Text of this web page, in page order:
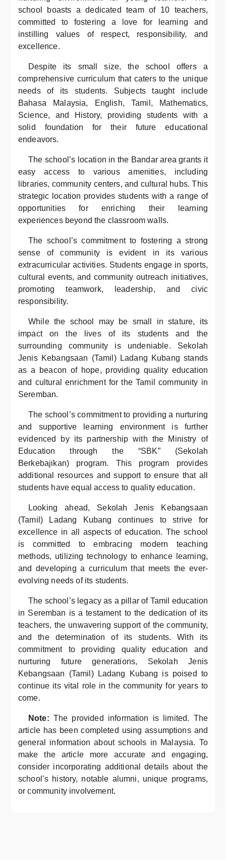
school boasts a dedicated team of 10 teachers,
committed to fostering a love for learning and
instilling values of respect, responsibility, and
excellence.
Despite its small size, the school offers a
comprehensive curriculum that caters to the unique
needs of its students. Subjects taught include
Bahasa Malaysia, English, Tamil, Mathematics,
Science, and History, providing students with a
solid foundation for their future educational
endeavors.
The school’s location in the Bandar area grants it
easy access to various amenities, including
libraries, community centers, and cultural hubs. This
strategic location provides students with a range of
opportunities for enriching their learning
experiences beyond the classroom walls.
The school’s commitment to fostering a strong
sense of community is evident in its various
extracurricular activities. Students engage in sports,
cultural events, and community outreach initiatives,
promoting teamwork, leadership, and civic
responsibility.
While the school may be small in stature, its
impact on the lives of its students and the
surrounding community is undeniable. Sekolah
Jenis Kebangsaan (Tamil) Ladang Kubang stands
as a beacon of hope, providing quality education
and cultural enrichment for the Tamil community in
Seremban.
The school’s commitment to providing a nurturing
and supportive learning environment is further
evidenced by its partnership with the Ministry of
Education through the “SBK” (Sekolah
Berkebajikan) program. This program provides
additional resources and support to ensure that all
students have equal access to quality education.
Looking ahead, Sekolah Jenis Kebangsaan
(Tamil) Ladang Kubang continues to strive for
excellence in all aspects of education. The school
is committed to embracing modern teaching
methods, utilizing technology to enhance learning,
and developing a curriculum that meets the ever-
evolving needs of its students.
The school’s legacy as a pillar of Tamil education
in Seremban is a testament to the dedication of its
teachers, the unwavering support of the community,
and the determination of its students. With its
commitment to providing quality education and
nurturing future generations, Sekolah Jenis
Kebangsaan (Tamil) Ladang Kubang is poised to
continue its vital role in the community for years to
come.
Note: The provided information is limited. The
article has been completed using assumptions and
general information about schools in Malaysia. To
make the article more accurate and engaging,
consider incorporating additional details about the
school’s history, notable alumni, unique programs,
or community involvement.